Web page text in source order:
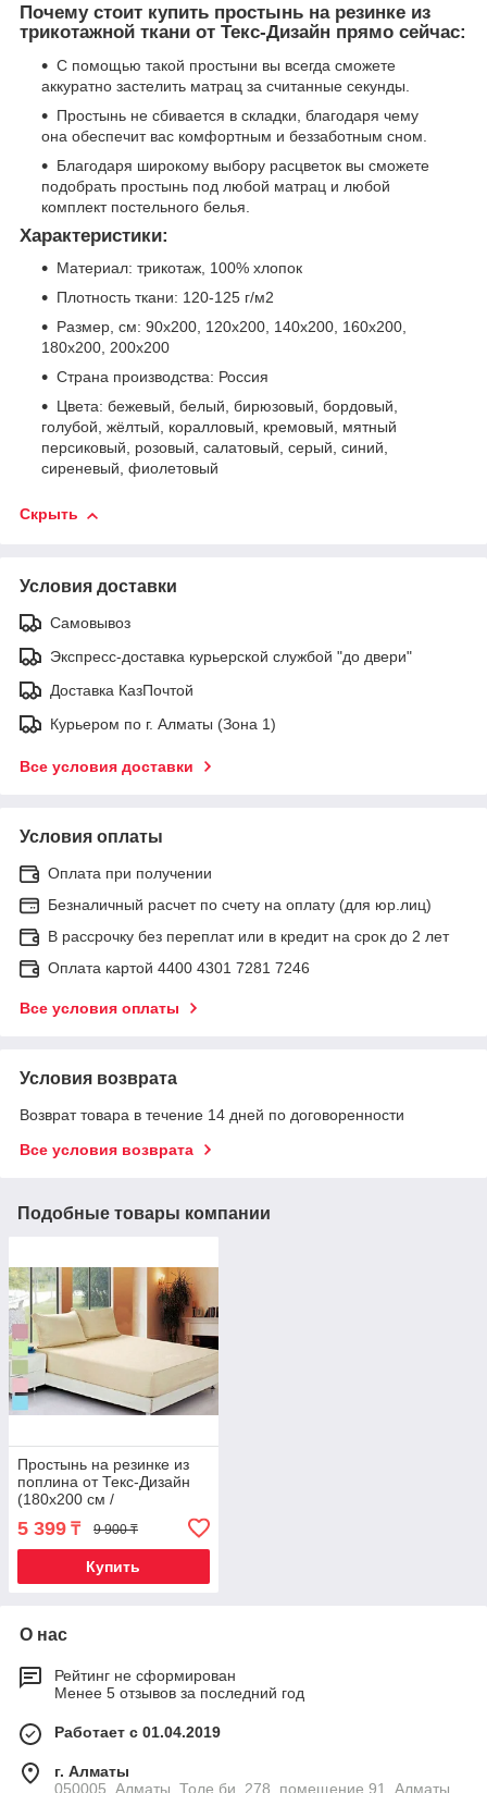
Почему стоит купить простынь на резинке из
трикотажной ткани от Текс-Дизайн прямо сейчас:
С помощью такой простыни вы всегда сможете
аккуратно застелить матрац за считанные секунды.
Простынь не сбивается в складки, благодаря чему
она обеспечит вас комфортным и беззаботным сном.
Благодаря широкому выбору расцветок вы сможете
подобрать простынь под любой матрац и любой
комплект постельного белья.
Характеристики:
Материал: трикотаж, 100% хлопок
Плотность ткани: 120-125 г/м2
Размер, см: 90х200, 120х200, 140х200, 160х200,
180х200, 200х200
Страна производства: Россия
Цвета: бежевый, белый, бирюзовый, бордовый,
голубой, жёлтый, коралловый, кремовый, мятный
персиковый, розовый, салатовый, серый, синий,
сиреневый, фиолетовый
Скрыть
Условия доставки
Самовывоз
Экспресс-доставка курьерской службой "до двери"
Доставка КазПочтой
Курьером по г. Алматы (Зона 1)
Все условия доставки
Условия оплаты
Оплата при получении
Безналичный расчет по счету на оплату (для юр.лиц)
В рассрочку без переплат или в кредит на срок до 2 лет
Оплата картой 4400 4301 7281 7246
Все условия оплаты
Условия возврата
Возврат товара в течение 14 дней по договоренности
Все условия возврата
Подобные товары компании
Простынь на резинке из
поплина от Текс-Дизайн
(180х200 см /
Фиолетовый)
5 399 ₸ 9 900 ₸
Купить
О нас
Рейтинг не сформирован
Менее 5 отзывов за последний год
Работает с 01.04.2019
г. Алматы
050005, Алматы, Толе би, 278, помещение 91, Алматы,